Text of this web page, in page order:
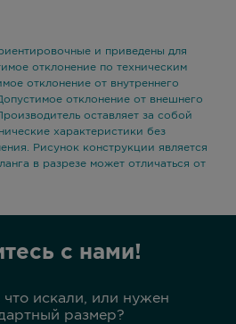
и приведены для
отклонение по техническим
отклонение от внутреннего
отклонение от внешнего
оставляет за собой
характеристики без
Рисунок конструкции является
в разрезе может отличаться от
с нами!
искали, или нужен
размер?